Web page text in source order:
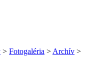
> Fotogaléria > Archív >